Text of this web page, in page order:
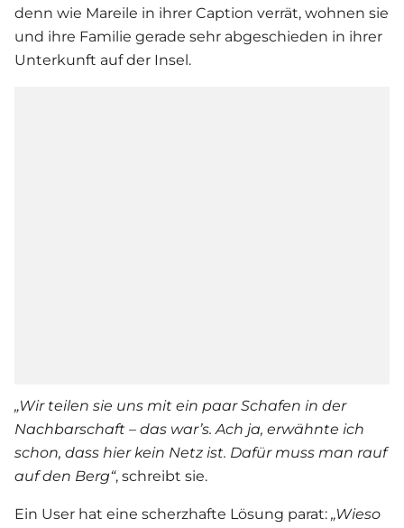
denn wie Mareile in ihrer Caption verrät, wohnen sie
und ihre Familie gerade sehr abgeschieden in ihrer
Unterkunft auf der Insel.
„Wir teilen sie uns mit ein paar Schafen in der
Nachbarschaft – das war’s. Ach ja, erwähnte ich
schon, dass hier kein Netz ist. Dafür muss man rauf
auf den Berg“, schreibt sie.
Ein User hat eine scherzhafte Lösung parat: „Wieso